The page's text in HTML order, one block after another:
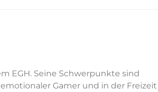
EGH. Seine Schwerpunkte sind
Gamer und in der Freizeit